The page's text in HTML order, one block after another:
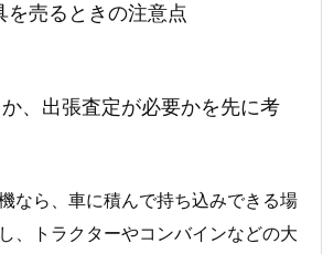
を売るときの注意点
、出張査定が必要かを先に考
なら、車に積んで持ち込みできる場
、トラクターやコンバインなどの大